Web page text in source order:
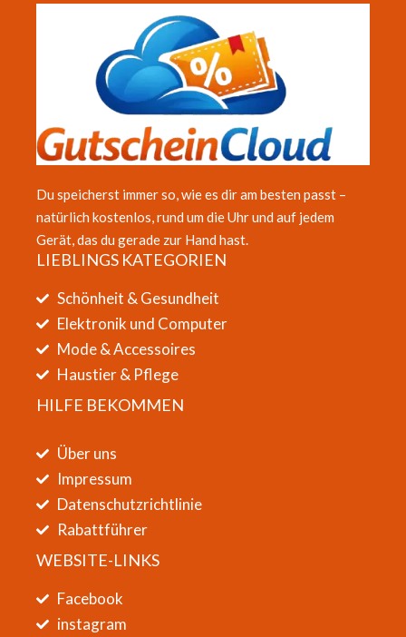
Du speicherst immer so, wie es dir am besten passt –
natürlich kostenlos, rund um die Uhr und auf jedem
Gerät, das du gerade zur Hand hast.
LIEBLINGS KATEGORIEN
Schönheit & Gesundheit
Elektronik und Computer
Mode & Accessoires
Haustier & Pflege
HILFE BEKOMMEN
Über uns
Impressum
Datenschutzrichtlinie
Rabattführer
WEBSITE-LINKS
Facebook
instagram